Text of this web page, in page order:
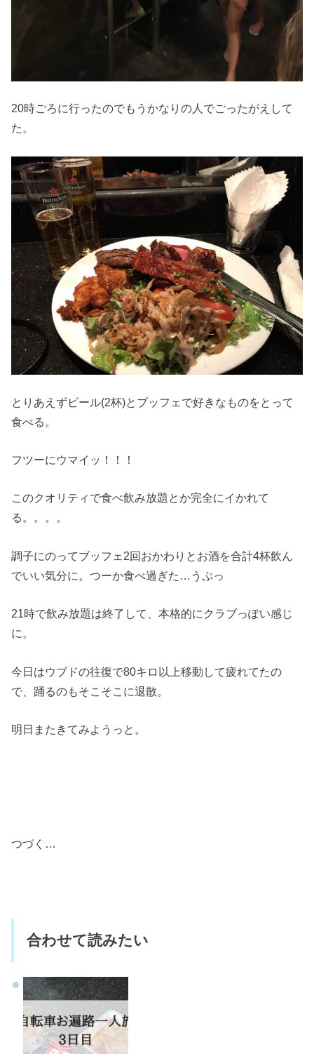
20時ごろに行ったのでもうかなりの人でごったがえして
た。
とりあえずビール(2杯)とブッフェで好きなものをとって
食べる。
フツーにウマイッ！！！
このクオリティで食べ飲み放題とか完全にイかれて
る。。。。
調子にのってブッフェ2回おかわりとお酒を合計4杯飲ん
でいい気分に。つーか食べ過ぎた…うぷっ
21時で飲み放題は終了して、本格的にクラブっぽい感じ
に。
今日はウブドの往復で80キロ以上移動して疲れてたの
で、踊るのもそこそこに退散。
明日またきてみようっと。
つづく…
合わせて読みたい